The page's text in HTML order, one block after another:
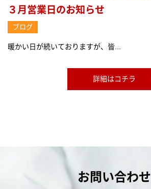
３月営業日のお知らせ
ブログ
暖かい日が続いておりますが、皆...
詳細はコチラ
お問い合わせ